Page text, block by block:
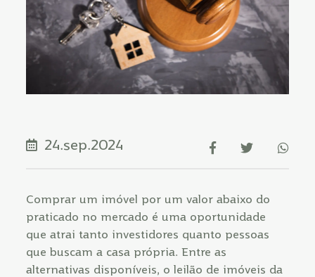
24.sep.2024
Comprar um imóvel por um valor abaixo do
praticado no mercado é uma oportunidade
que atrai tanto investidores quanto pessoas
que buscam a casa própria. Entre as
alternativas disponíveis, o leilão de imóveis da